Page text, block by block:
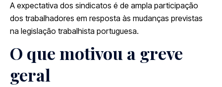
A expectativa dos sindicatos é de ampla participação
dos trabalhadores em resposta às mudanças previstas
na legislação trabalhista portuguesa.
O que motivou a greve
geral